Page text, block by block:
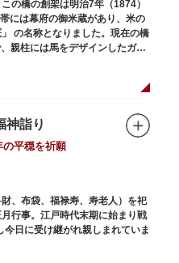
店ができたので「アメリカ横丁
した。この2つのエリアが統合
ます。
の橋の創架は明治7年（1874）
には幕府の御米蔵があり、米の
の名称となりました。現在の橋
親柱には馬をデザインしたガラ
神詣り
の平穏を祈願
、布袋、福禄寿、寿老人）を祀
行事。江戸時代末期に始まり戦
日に受け継がれ親しまれていま